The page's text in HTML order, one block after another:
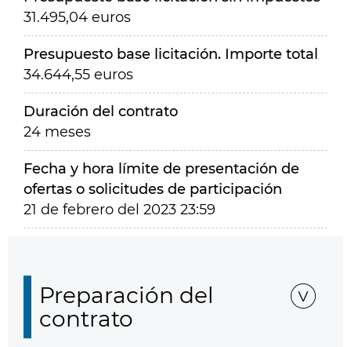
31.495,04 euros
Presupuesto base licitación. Importe total
34.644,55 euros
Duración del contrato
24 meses
Fecha y hora límite de presentación de
ofertas o solicitudes de participación
21 de febrero del 2023 23:59
Preparación del
contrato